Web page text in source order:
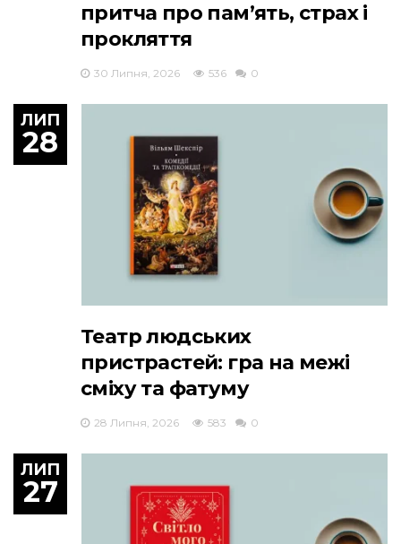
притча про пам’ять, страх і
прокляття
30 Липня, 2026 536 0
ЛИП
28
Театр людських
пристрастей: гра на межі
сміху та фатуму
28 Липня, 2026 583 0
ЛИП
27